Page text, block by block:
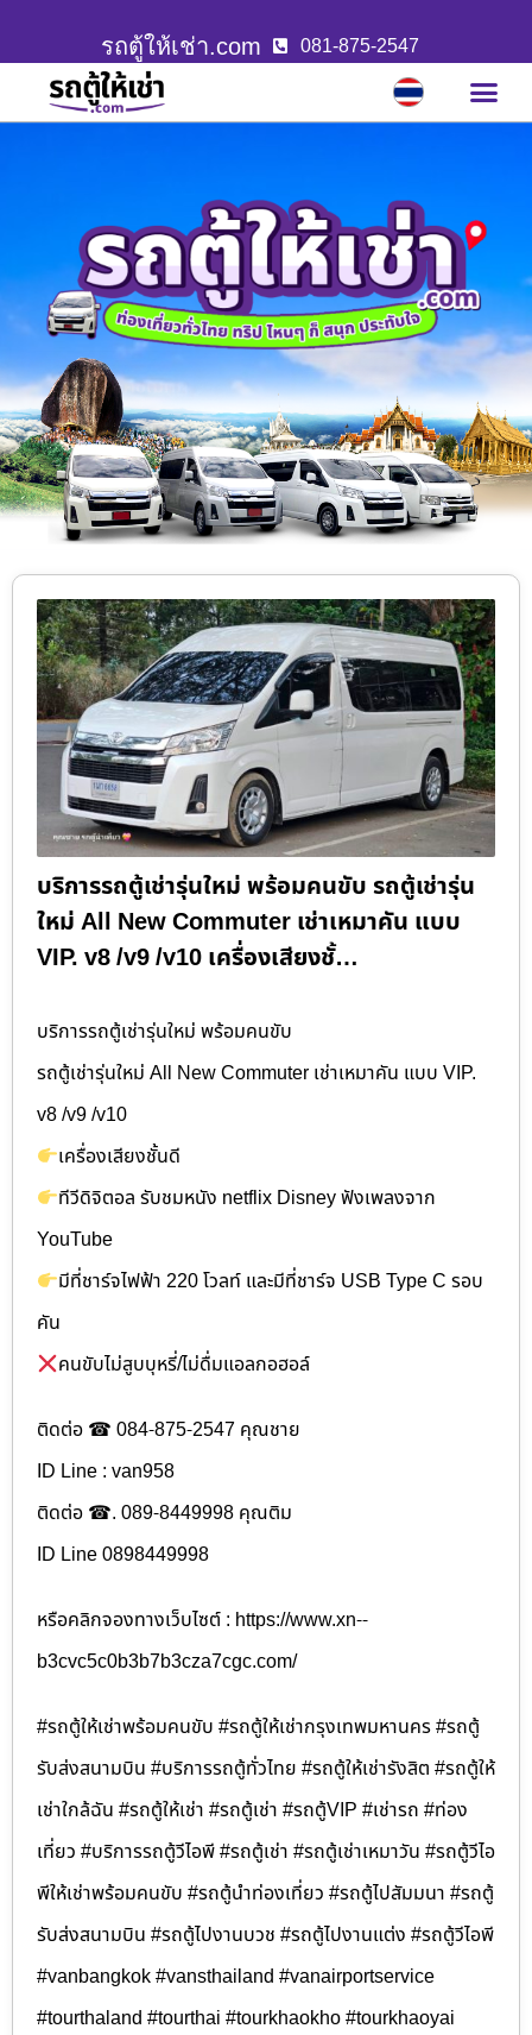
รถตู้ให้เช่า.com 081-875-2547
บริการรถตู้เช่ารุ่นใหม่ พร้อมคนขับ รถตู้เช่ารุ่น
ใหม่ All New Commuter เช่าเหมาคัน แบบ
VIP. v8 /v9 /v10 เครื่องเสียงชั้…
บริการรถตู้เช่ารุ่นใหม่ พร้อมคนขับ
รถตู้เช่ารุ่นใหม่ All New Commuter เช่าเหมาคัน แบบ VIP.
v8 /v9 /v10
เครื่องเสียงชั้นดี
ทีวีดิจิตอล รับชมหนัง netflix Disney ฟังเพลงจาก
YouTube
มีที่ชาร์จไฟฟ้า 220 โวลท์ และมีที่ชาร์จ USB Type C รอบ
คัน
คนขับไม่สูบบุหรี่/ไม่ดื่มแอลกอฮอล์
ติดต่อ ☎ 084-875-2547 คุณชาย
ID Line : van958
ติดต่อ ☎. 089-8449998 คุณติม
ID Line 0898449998
หรือคลิกจองทางเว็บไซต์ : https://www.xn--
b3cvc5c0b3b7b3cza7cgc.com/
#รถตู้ให้เช่าพร้อมคนขับ #รถตู้ให้เช่ากรุงเทพมหานคร #รถตู้
รับส่งสนามบิน #บริการรถตู้ทั่วไทย #รถตู้ให้เช่ารังสิต #รถตู้ให้
เช่าใกล้ฉัน #รถตู้ให้เช่า #รถตู้เช่า #รถตู้VIP #เช่ารถ #ท่อง
เที่ยว #บริการรถตู้วีไอพี #รถตู้เช่า #รถตู้เช่าเหมาวัน #รถตู้วีไอ
พีให้เช่าพร้อมคนขับ #รถตู้นำท่องเที่ยว #รถตู้ไปสัมมนา #รถตู้
รับส่งสนามบิน #รถตู้ไปงานบวช #รถตู้ไปงานแต่ง #รถตู้วีไอพี
#vanbangkok #vansthailand #vanairportservice
#tourthaland #tourthai #tourkhaokho #tourkhaoyai